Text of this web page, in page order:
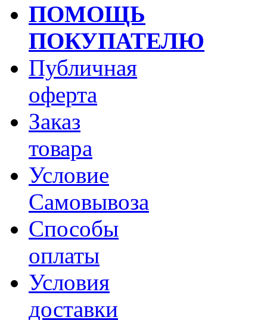
ПОМОЩЬ
ПОКУПАТЕЛЮ
Публичная
оферта
Заказ
товара
Условие
Самовывоза
Способы
оплаты
Условия
доставки